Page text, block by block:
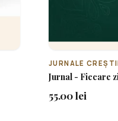
JURNALE
Jurnal - Fiecare
55.00 lei